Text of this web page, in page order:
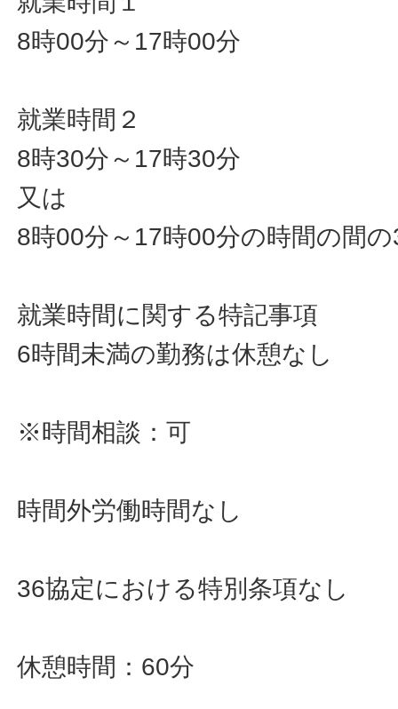
8時00分～17時00分
就業時間２
8時30分～17時30分
又は
8時00分～17時00分の時間の間
就業時間に関する特記事項
6時間未満の勤務は休憩なし
※時間相談：可
時間外労働時間なし
36協定における特別条項なし
休憩時間：60分